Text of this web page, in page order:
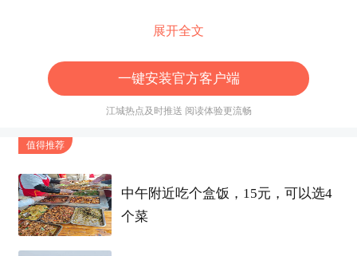
]岗位稳定，面试包过。
玫瑰]【工作内容】：主要?生产泡面，丢料调?包，
放叉子。操作包?装机，运料，下纸箱，投碗，接
凳休息一下。
[玫瑰]【企业优势】恒温车间，交通便利，厂区内部
住宿，不住宿的有通勤车，水电免费，面试包过
展开全文
一键安装官方客户端
江城热点及时推送 阅读体验更流畅
值得推荐
中午附近吃个盒饭，15元，可以选4
个菜